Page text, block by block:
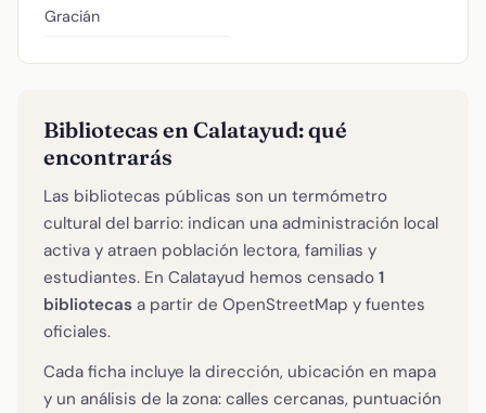
Gracián
Bibliotecas en Calatayud: qué
encontrarás
Las bibliotecas públicas son un termómetro
cultural del barrio: indican una administración local
activa y atraen población lectora, familias y
estudiantes. En Calatayud hemos censado 1
bibliotecas a partir de OpenStreetMap y fuentes
oficiales.
Cada ficha incluye la dirección, ubicación en mapa
y un análisis de la zona: calles cercanas, puntuación